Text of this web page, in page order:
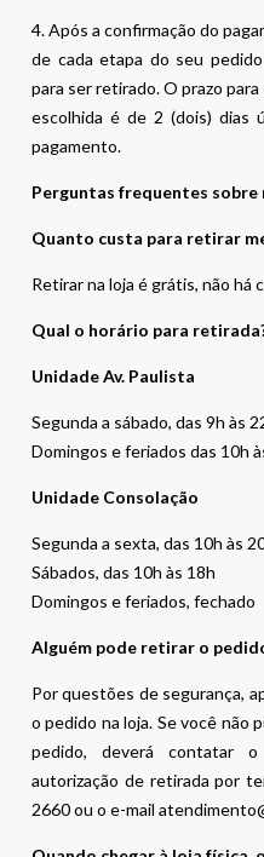
4. Após a confirmação do
de cada etapa do seu
para ser retirado. O prazo
escolhida é de 2 (dois) dias
pagamento.
Perguntas frequentes
Quanto custa para retirar
Retirar na loja é grátis, não
Qual o horário para
Unidade Av. Paulista
Segunda a sábado, das 9h às
Domingos e feriados das 10h
Unidade Consolação
Segunda a sexta, das 10h às
Sábados, das 10h às 18h
Domingos e feriados, fechado
Alguém pode retirar o
Por questões de segurança,
o pedido na loja. Se você não
pedido, deverá contatar
autorização de retirada por
2660 ou o e-mail